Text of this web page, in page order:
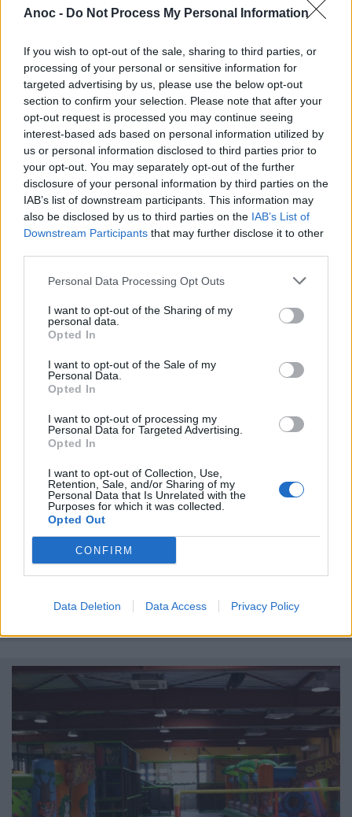
Anoc - Do Not Process My Personal Information
If you wish to opt-out of the sale, sharing to third parties, or
processing of your personal or sensitive information for
targeted advertising by us, please use the below opt-out
section to confirm your selection. Please note that after your
opt-out request is processed you may continue seeing
interest-based ads based on personal information utilized by
us or personal information disclosed to third parties prior to
your opt-out. You may separately opt-out of the further
disclosure of your personal information by third parties on the
IAB’s list of downstream participants. This information may
also be disclosed by us to third parties on the IAB’s List of
Downstream Participants that may further disclose it to other
Personal Data Processing Opt Outs
I want to opt-out of the Sharing of my
personal data.
Opted In
I want to opt-out of the Sale of my
Personal Data.
Opted In
I want to opt-out of processing my
Personal Data for Targeted Advertising.
Opted In
I want to opt-out of Collection, Use,
Retention, Sale, and/or Sharing of my
Personal Data that Is Unrelated with the
Purposes for which it was collected.
Opted Out
CONFIRM
Data Deletion Data Access Privacy Policy
Enigma Escape Toulouse
Enigma Escape Toulouse propose pas moins de 8 salles
avec des scénarios complètement différents. Du braquage
d'une banque à une attaque de zombies, en passant par
des maisons hantées et un show télévisé, il y en a pour
tous les goûts.
Escape Game - Lindmor Industries
Industries vous invite à vivre une aventure spatiale